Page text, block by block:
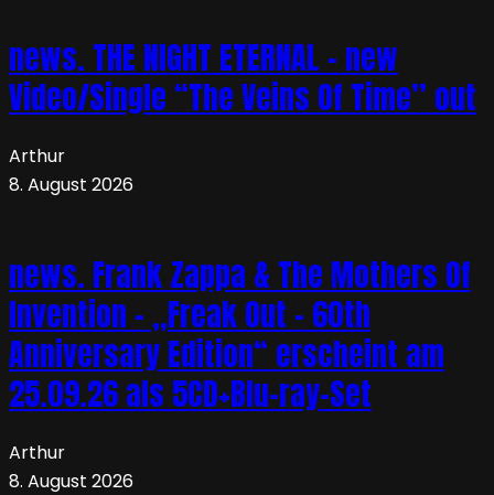
news. THE NIGHT ETERNAL – new
Video/Single “The Veins Of Time” out
Arthur
8. August 2026
news. Frank Zappa & The Mothers Of
Invention – „Freak Out – 60th
Anniversary Edition“ erscheint am
25.09.26 als 5CD+Blu-ray-Set
Arthur
8. August 2026